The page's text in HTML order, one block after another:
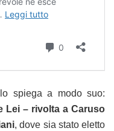
spiega a modo suo:
Lei – rivolta a Caruso
, dove sia stato eletto